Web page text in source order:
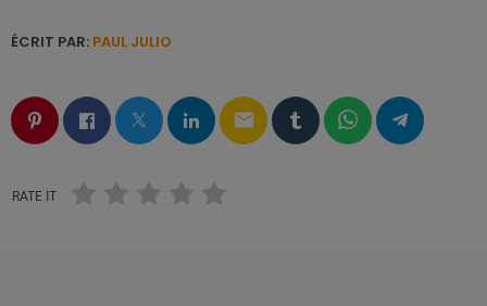
ÉCRIT PAR: PAUL JULIO
email
RATE IT